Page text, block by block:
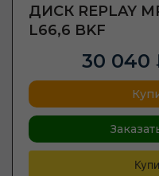
ДИСК REPLAY
L66,6 BKF
30 040